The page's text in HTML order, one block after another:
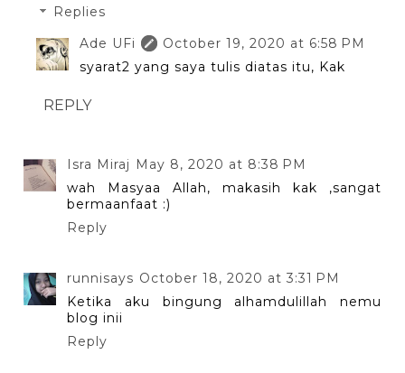
Replies
Ade UFi
October 19, 2020 at 6:58 PM
syarat2 yang saya tulis diatas itu, Kak
REPLY
Isra Miraj May 8, 2020 at 8:38 PM
wah Masyaa Allah, makasih kak ,sangat
bermaanfaat :)
Reply
runnisays October 18, 2020 at 3:31 PM
Ketika aku bingung alhamdulillah nemu
blog inii
Reply